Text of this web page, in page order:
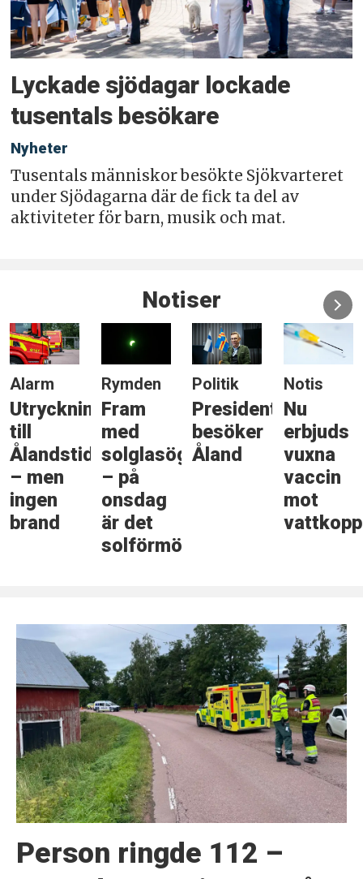
Lyckade sjödagar lockade
tusentals besökare
Nyheter
Tusentals människor besökte Sjökvarteret
under Sjödagarna där de fick ta del av
aktiviteter för barn, musik och mat.
Notiser
Alarm
Utryckning
till
Ålandstidningen
– men
ingen
brand
Rymden
Fram
med
solglasögonen
– på
onsdag
är det
solförmörkelse
Politik
Presidenten
besöker
Åland
Notis
Nu
erbjuds
vuxna
vaccin
mot
Person ringde 112 –